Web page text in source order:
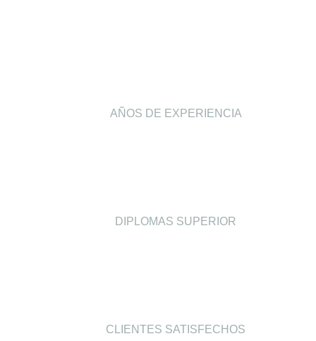
AÑOS DE EXPERIENCIA
DIPLOMAS SUPERIOR
CLIENTES SATISFECHOS